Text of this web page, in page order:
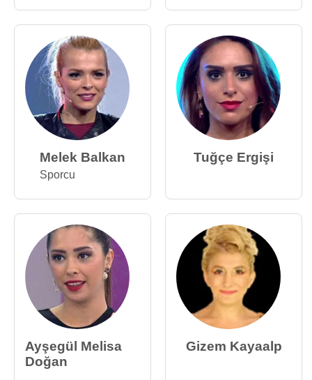
Melek Balkan
Sporcu
Tuğçe Ergişi
Ayşegül Melisa
Doğan
Gizem Kayaalp